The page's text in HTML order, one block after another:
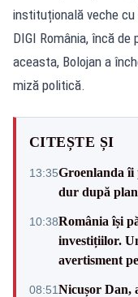
instituțională veche cu
DIGI România, încă
aceasta, Bolojan a
miză politică.
CITEȘTE ȘI
13:35Groenlanda
dur după
10:38România își
investițiilor.
avertisment
08:51Nicușor Dan,